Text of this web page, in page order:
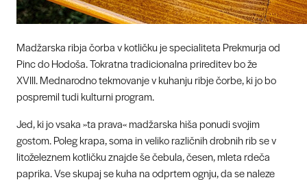
Madžarska ribja čorba v kotličku je specialiteta Prekmurja od
Pinc do Hodoša. Tokratna tradicionalna prireditev bo že
XVIII. Mednarodno tekmovanje v kuhanju ribje čorbe, ki jo bo
pospremil tudi kulturni program.
Jed, ki jo vsaka »ta prava« madžarska hiša ponudi svojim
gostom. Poleg krapa, soma in veliko različnih drobnih rib se v
litoželeznem kotličku znajde še čebula, česen, mleta rdeča
paprika. Vse skupaj se kuha na odprtem ognju, da se naleze